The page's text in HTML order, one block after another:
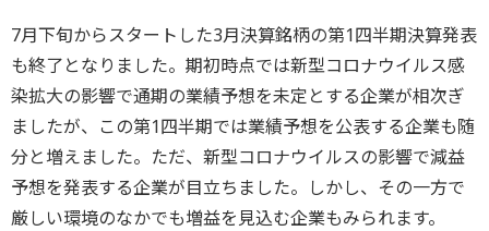
7月下旬からスタートした3月決算銘柄の第1四半期決算発表
も終了となりました。期初時点では新型コロナウイルス感
染拡大の影響で通期の業績予想を未定とする企業が相次ぎ
ましたが、この第1四半期では業績予想を公表する企業も随
分と増えました。ただ、新型コロナウイルスの影響で減益
予想を発表する企業が目立ちました。しかし、その一方で
厳しい環境のなかでも増益を見込む企業もみられます。